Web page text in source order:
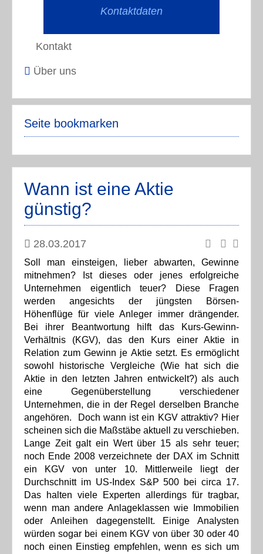
Kontaktdaten
Kontakt
Über uns
Seite bookmarken
Wann ist eine Aktie
günstig?
28.03.2017
Soll man einsteigen, lieber abwarten, Gewinne
mitnehmen? Ist dieses oder jenes erfolgreiche
Unternehmen eigentlich teuer? Diese Fragen
werden angesichts der jüngsten Börsen-
Höhenflüge für viele Anleger immer drängender.
Bei ihrer Beantwortung hilft das Kurs-Gewinn-
Verhältnis (KGV), das den Kurs einer Aktie in
Relation zum Gewinn je Aktie setzt. Es ermöglicht
sowohl historische Vergleiche (Wie hat sich die
Aktie in den letzten Jahren entwickelt?) als auch
eine Gegenüberstellung verschiedener
Unternehmen, die in der Regel derselben Branche
angehören. Doch wann ist ein KGV attraktiv? Hier
scheinen sich die Maßstäbe aktuell zu verschieben.
Lange Zeit galt ein Wert über 15 als sehr teuer;
noch Ende 2008 verzeichnete der DAX im Schnitt
ein KGV von unter 10. Mittlerweile liegt der
Durchschnitt im US-Index S&P 500 bei circa 17.
Das halten viele Experten allerdings für tragbar,
wenn man andere Anlageklassen wie Immobilien
oder Anleihen dagegenstellt. Einige Analysten
würden sogar bei einem KGV von über 30 oder 40
noch einen Einstieg empfehlen, wenn es sich um